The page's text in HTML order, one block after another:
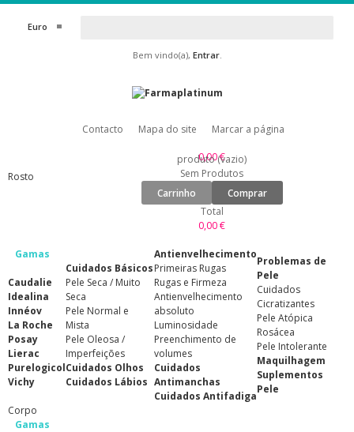
Euro
Bem vindo(a), Entrar.
Contacto Mapa do site Marcar a página
0,00 €
produto (vazio)
Sem Produtos
Carrinho
Comprar
Total
0,00 €
Rosto
Gamas
Caudalie
Idealina
Innéov
La Roche
Posay
Lierac
Purelogicol
Vichy
Cuidados Básicos
Pele Seca / Muito
Seca
Pele Normal e
Mista
Pele Oleosa /
Imperfeições
Cuidados Olhos
Cuidados Lábios
Antienvelhecimento
Primeiras Rugas
Rugas e Firmeza
Antienvelhecimento
absoluto
Luminosidade
Preenchimento de
volumes
Cuidados
Antimanchas
Cuidados Antifadiga
Problemas de
Pele
Cuidados
Cicratizantes
Pele Atópica
Rosácea
Pele Intolerante
Maquilhagem
Suplementos
Pele
Corpo
Gamas